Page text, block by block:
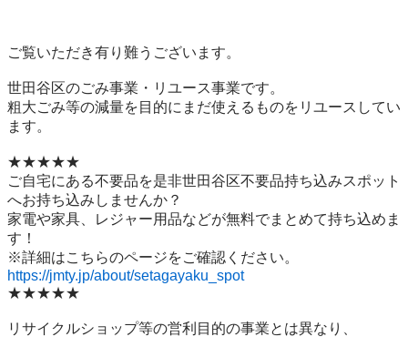
ご覧いただき有り難うございます。
世⽥⾕区のごみ事業・リユース事業です。
粗⼤ごみ等の減量を⽬的にまだ使えるものをリユースしてい
ます。
★★★★★
ご自宅にある不要品を是非世田谷区不要品持ち込みスポット
へお持ち込みしませんか？
家電や家具、レジャー用品などが無料でまとめて持ち込めま
す！
https://jmty.jp/about/setagayaku_spot
★★★★★
リサイクルショップ等の営利目的の事業とは異なり、